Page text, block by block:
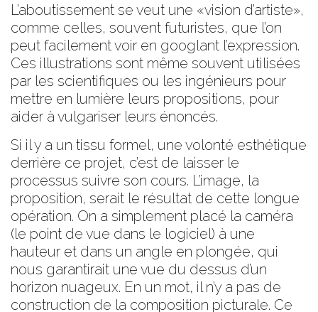
L’aboutissement se veut une «vision d’artiste»,
comme celles, souvent futuristes, que l’on
peut facilement voir en googlant l’expression.
Ces illustrations sont même souvent utilisées
par les scientifiques ou les ingénieurs pour
mettre en lumière leurs propositions, pour
aider à vulgariser leurs énoncés.
Si il y a un tissu formel, une volonté esthétique
derrière ce projet, c’est de laisser le
processus suivre son cours. L’image, la
proposition, serait le résultat de cette longue
opération. On a simplement placé la caméra
(le point de vue dans le logiciel) à une
hauteur et dans un angle en plongée, qui
nous garantirait une vue du dessus d’un
horizon nuageux. En un mot, il n’y a pas de
construction de la composition picturale. Ce